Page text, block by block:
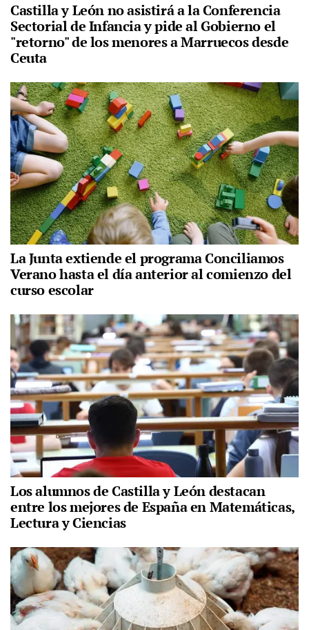
Castilla y León no asistirá a la Conferencia
Sectorial de Infancia y pide al Gobierno el
"retorno" de los menores a Marruecos desde
Ceuta
La Junta extiende el programa Conciliamos
Verano hasta el día anterior al comienzo del
curso escolar
Los alumnos de Castilla y León destacan
entre los mejores de España en Matemáticas,
Lectura y Ciencias